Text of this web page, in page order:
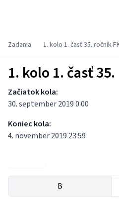
Zadania 1. kolo 1. časť 35. ročník
1. kolo 1. časť
Začiatok kola:
30. september 2019 0:00
Koniec kola:
4. november 2019 23:59
B